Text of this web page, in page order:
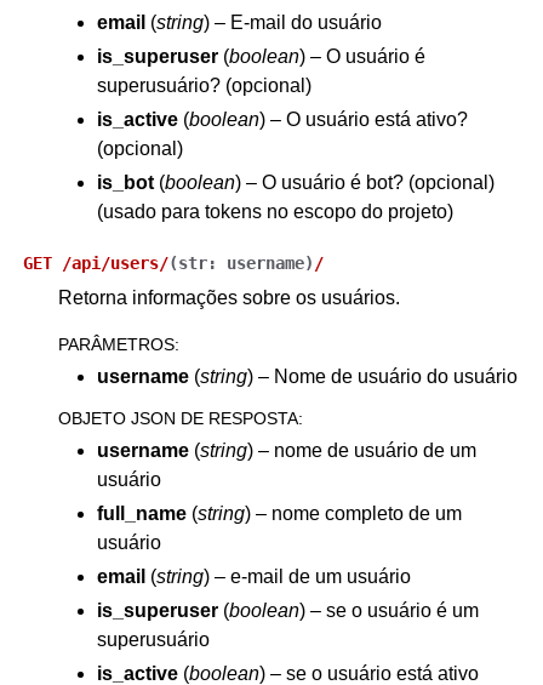
email (string) – E-mail do usuário
is_superuser (boolean) – O usuário é
superusuário? (opcional)
is_active (boolean) – O usuário está ativo?
(opcional)
is_bot (boolean) – O usuário é bot? (opcional)
(usado para tokens no escopo do projeto)
GET /api/users/(str: username) /
Retorna informações sobre os usuários.
PARÂMETROS:
username (string) – Nome de usuário do usuário
OBJETO JSON DE RESPOSTA:
username (string) – nome de usuário de um
usuário
full_name (string) – nome completo de um
usuário
email (string) – e-mail de um usuário
is_superuser (boolean) – se o usuário é um
superusuário
is_active (boolean) – se o usuário está ativo